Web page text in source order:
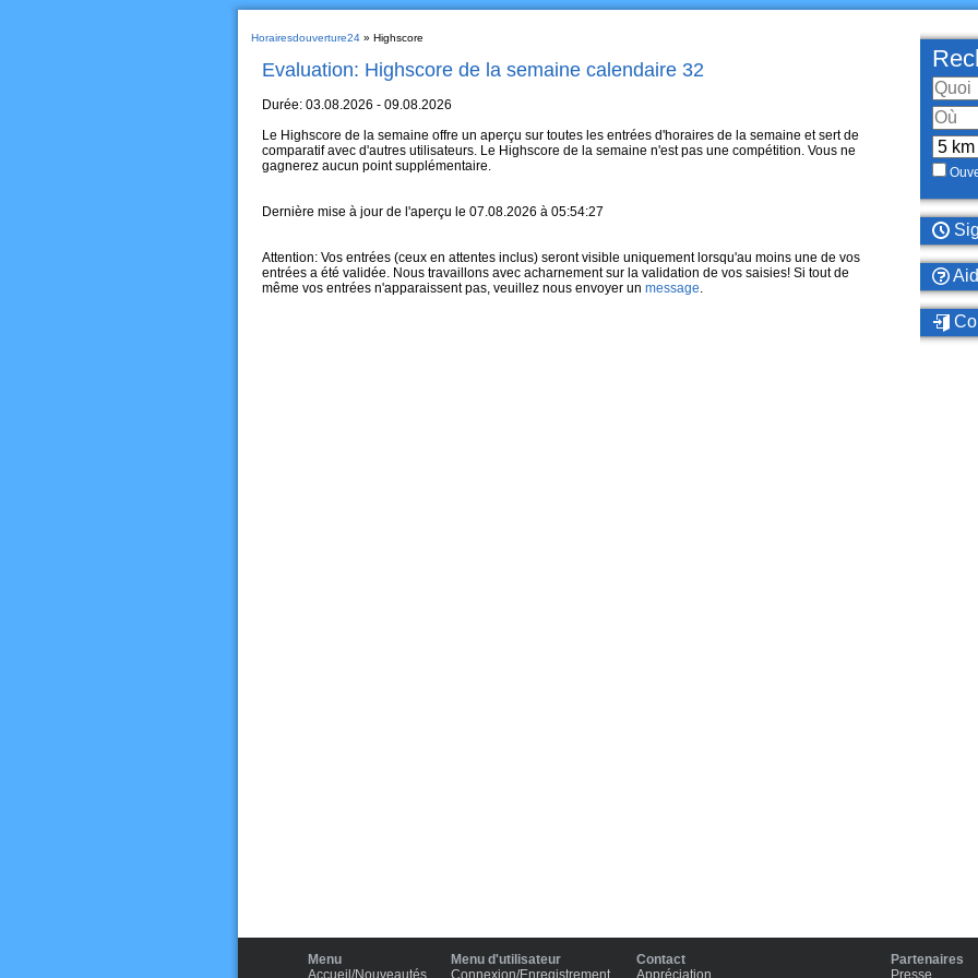
Horairesdouverture24» Highscore
Evaluation: Highscore de la semaine calendaire 32
Durée: 03.08.2026 - 09.08.2026
Le Highscore de la semaine offre un aperçu sur toutes les entrées d'horaires de la semaine et sert de
comparatif avec d'autres utilisateurs. Le Highscore de la semaine n'est pas une compétition. Vous ne
gagnerez aucun point supplémentaire.
Dernière mise à jour de l'aperçu le 07.08.2026 à 05:54:27
Attention: Vos entrées (ceux en attentes inclus) seront visible uniquement lorsqu'au moins une de vos
entrées a été validée. Nous travaillons avec acharnement sur la validation de vos saisies! Si tout de
même vos entrées n'apparaissent pas, veuillez nous envoyer un message.
Menu
Accueil/Nouveautés
Menu d'utilisateur
Connexion/Enregistrement
Contact
Appréciation
Partenaires
Presse